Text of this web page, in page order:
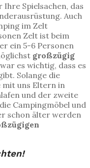
Spielsachen, das
Auch
im Zelt
Zelt ist beim
ein 5-6 Personen
großzügig
es wichtig, dass es
Solange die
mit uns Eltern in
und der zweite
Campingmöbel und
schon älter werden